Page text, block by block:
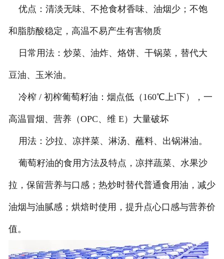
优点：清淡无味、不抢食材香味、油烟少；不饱
和脂肪酸稳定，高温不易产生有害物质
日常用法：炒菜、油炸、烙饼、干锅菜，替代大
豆油、玉米油。
冷榨 / 初榨葡萄籽油：烟点低（160℃上l下），一
高温冒烟、营养（OPC、维 E）大量破坏
用法：沙拉、凉拌菜、淋汤、蘸料、出锅淋油。
葡萄籽油的食用方法及特点，凉拌蔬菜、水果沙
拉，保留营养与口感；热炒时替代普通食用油，减少
油烟与油腻感；烘焙时使用，提升点心口感与营养价
值。